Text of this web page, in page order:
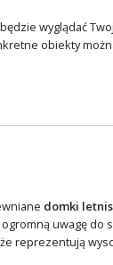
wyglądać
obiekty
domki
uwagę
reprezentują